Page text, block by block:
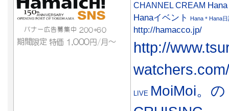
CHANNEL CREAM
Hanaイベント
Hana＊Hana日
http://hamacco.jp/
http://
watchers.com/
LIVE MoiMoi。の